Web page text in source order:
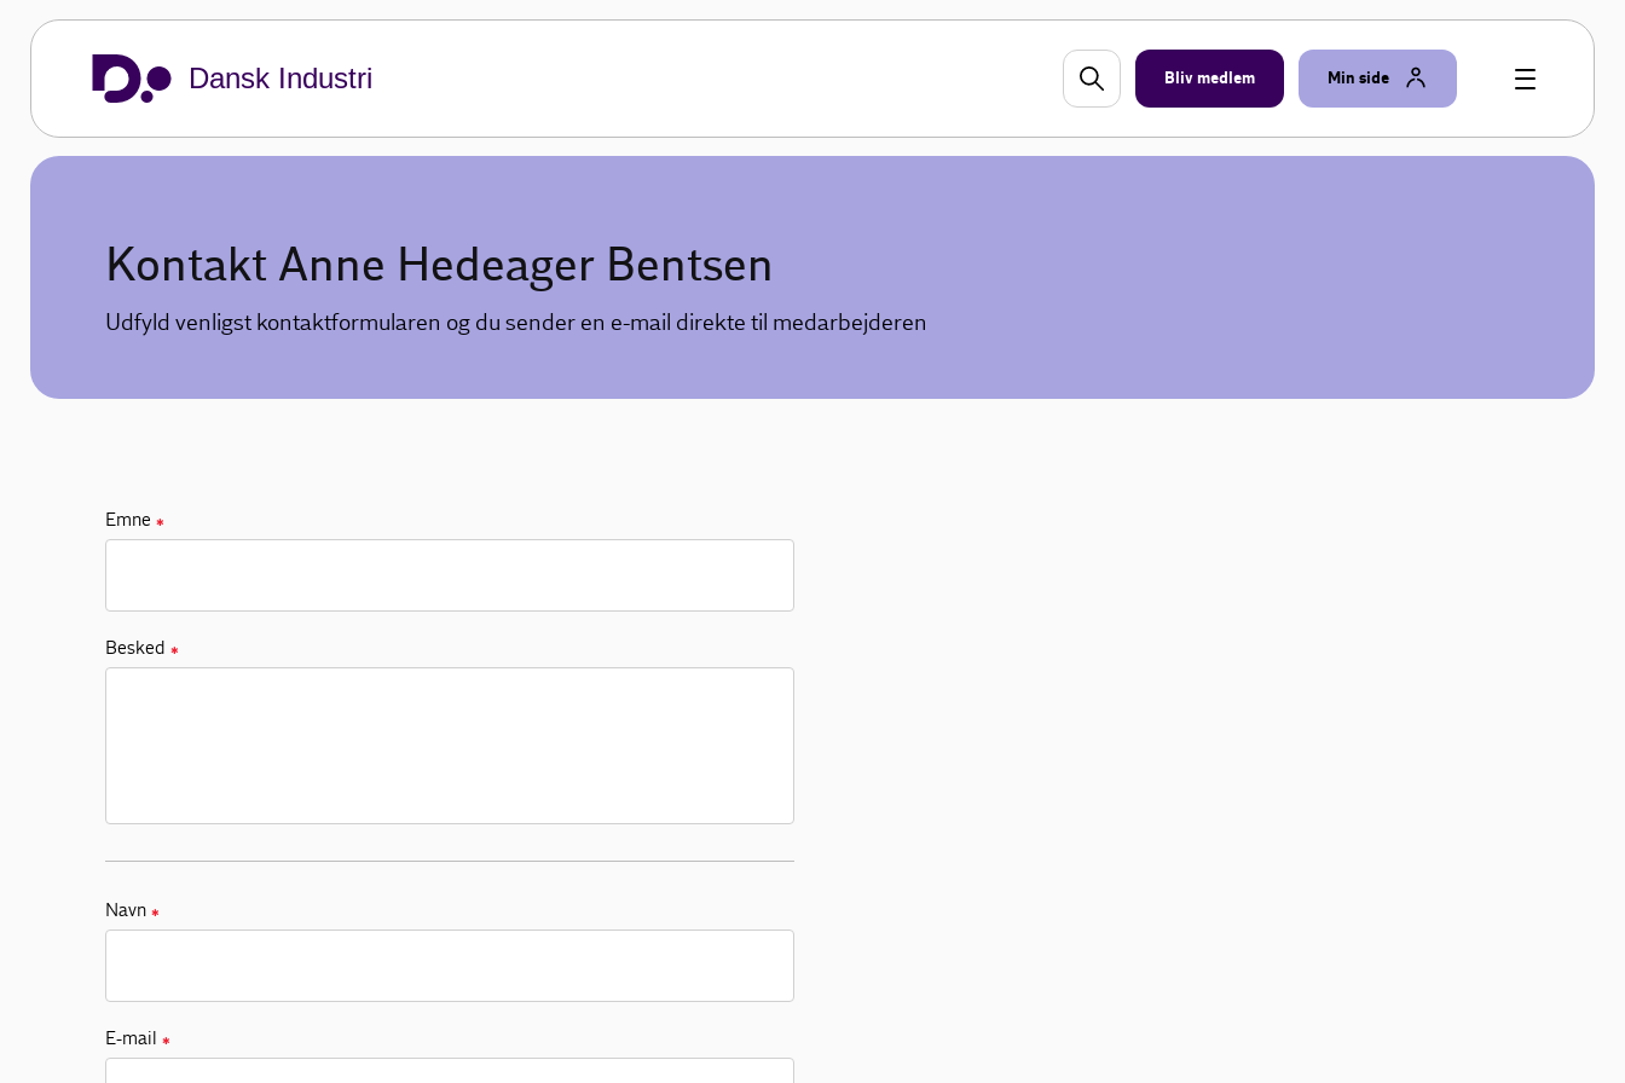
Dansk Industri Bliv medlem Min side
Kontakt Anne Hedeager Bentsen
Udfyld venligst kontaktformularen og du sender en e-mail direkte til medarbejderen
Emne ✱
Besked ✱
Navn ✱
E-mail ✱